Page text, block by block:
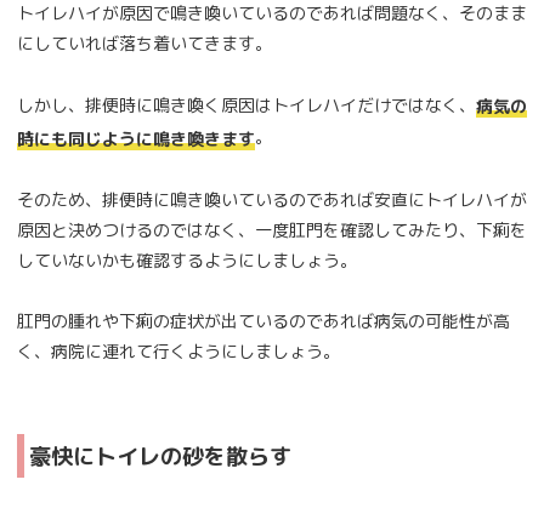
トイレハイが原因で鳴き喚いているのであれば問題なく、そのまま
にしていれば落ち着いてきます。
しかし、排便時に鳴き喚く原因はトイレハイだけではなく、 病気の
時にも同じように鳴き喚きます。
そのため、排便時に鳴き喚いているのであれば安直にトイレハイが
原因と決めつけるのではなく、一度肛門を確認してみたり、下痢を
していないかも確認するようにしましょう。
肛門の腫れや下痢の症状が出ているのであれば病気の可能性が高
く、病院に連れて行くようにしましょう。
豪快にトイレの砂を散らす